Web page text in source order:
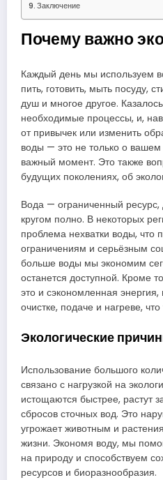
Заключение
Почему важно
Каждый день мы используем
пить, готовить, мыть посуду,
душ и многое другое.
необходимые процессы, и,
от привычек или изменить
воды — это не только о вашем
важный момент. Это также
будущих поколениях, об
Вода — ограниченный ресурс,
кругом полно. В некоторых
проблема нехватки воды, что
ограничениям и серьёзным
больше воды мы экономим
останется доступной. Кроме
это и сэкономленная
очистке, подаче и нагреве,
Экологические
Использование большого
связано с нагрузкой на
истощаются быстрее, растут
сбросов сточных вод. Это
угрожает животным и
жизни. Экономя воду, мы
на природу и способствуем
ресурсов и биоразнообразия.